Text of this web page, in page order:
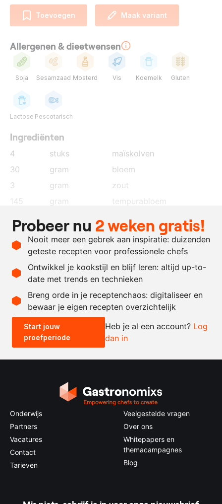
Toevoegen Maak variant
Allergenen & dieetwensen
Soja Sesamzaad Mosterd Vis Koemelk Gluten
Lactose Pescotarisch
Ingrediënten
4 stuks
maïskolven
30
gram
bloem
3
gram
zout
145
gram
tempurabloem
50
gram
wodka
naar
furikake
Recept omrekenen
- +
0.5x 1x 2x
Probeer nu 2 weken gratis!
Nooit meer een gebrek aan inspiratie: duizenden
geteste recepten voor professionele chefs
Ontwikkel je kookstijl en blijf leren: altijd up-to-
date met trends en technieken
Breng orde in je receptenchaos: digitaliseer en
bewaar je eigen recepten overzichtelijk
Start jouw
proefperiode
Heb je al een account? Log
dan in
Onderwijs
Partners
Vacatures
Contact
Tarieven
Veelgestelde vragen
Over ons
Whitepapers en
themacampagnes
Blog